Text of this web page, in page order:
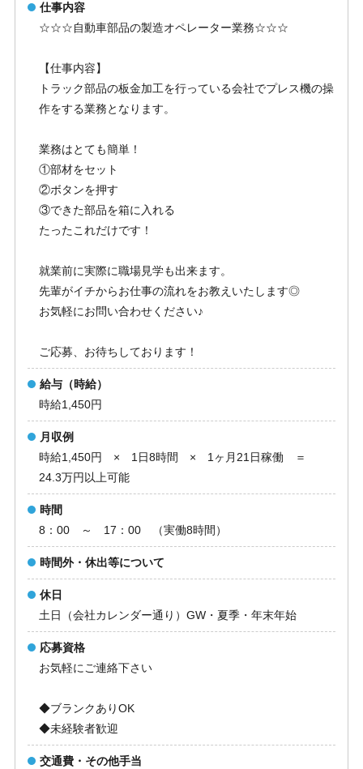
仕事内容
☆☆☆自動車部品の製造オペレーター業務☆☆☆
【仕事内容】
トラック部品の板金加工を行っている会社でプレス機の操
作をする業務となります。
業務はとても簡単！
①部材をセット
②ボタンを押す
③できた部品を箱に入れる
たったこれだけです！
就業前に実際に職場見学も出来ます。
先輩がイチからお仕事の流れをお教えいたします◎
お気軽にお問い合わせください♪
ご応募、お待ちしております！
給与（時給）
時給1,450円
月収例
時給1,450円 × 1日8時間 × 1ヶ月21日稼働 ＝
24.3万円以上可能
時間
8：00 ～ 17：00 （実働8時間）
時間外・休出等について
休日
土日（会社カレンダー通り）GW・夏季・年末年始
応募資格
お気軽にご連絡下さい
◆ブランクありOK
◆未経験者歓迎
交通費・その他手当